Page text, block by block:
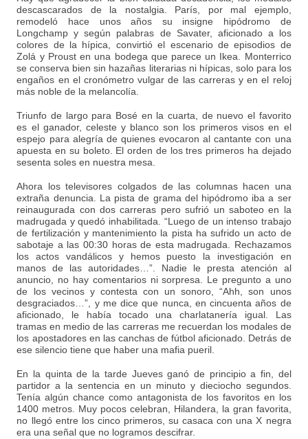
descascarados de la nostalgia. París, por mal ejemplo,
remodeló hace unos años su insigne hipódromo de
Longchamp y según palabras de Savater, aficionado a los
colores de la hípica, convirtió el escenario de episodios de
Zolá y Proust en una bodega que parece un Ikea. Monterrico
se conserva bien sin hazañas literarias ni hípicas, solo para los
engaños en el cronómetro vulgar de las carreras y en el reloj
más noble de la melancolía.
Triunfo de largo para Bosé en la cuarta, de nuevo el favorito
es el ganador, celeste y blanco son los primeros visos en el
espejo para alegría de quienes evocaron al cantante con una
apuesta en su boleto. El orden de los tres primeros ha dejado
sesenta soles en nuestra mesa.
Ahora los televisores colgados de las columnas hacen una
extraña denuncia. La pista de grama del hipódromo iba a ser
reinaugurada con dos carreras pero sufrió un saboteo en la
madrugada y quedó inhabilitada. “Luego de un intenso trabajo
de fertilización y mantenimiento la pista ha sufrido un acto de
sabotaje a las 00:30 horas de esta madrugada. Rechazamos
los actos vandálicos y hemos puesto la investigación en
manos de las autoridades…”. Nadie le presta atención al
anuncio, no hay comentarios ni sorpresa. Le pregunto a uno
de los vecinos y contesta con un sonoro, “Ahh, son unos
desgraciados…”, y me dice que nunca, en cincuenta años de
aficionado, le había tocado una charlatanería igual. Las
tramas en medio de las carreras me recuerdan los modales de
los apostadores en las canchas de fútbol aficionado. Detrás de
ese silencio tiene que haber una mafia pueril.
En la quinta de la tarde Jueves ganó de principio a fin, del
partidor a la sentencia en un minuto y dieciocho segundos.
Tenía algún chance como antagonista de los favoritos en los
1400 metros. Muy pocos celebran, Hilandera, la gran favorita,
no llegó entre los cinco primeros, su casaca con una X negra
era una señal que no logramos descifrar.